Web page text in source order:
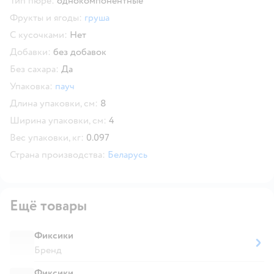
Фрукты и ягоды: груша
С кусочками: Нет
Добавки: без добавок
Без сахара: Да
Упаковка: пауч
Длина упаковки, см: 8
Ширина упаковки, см: 4
Вес упаковки, кг: 0.097
Страна производства: Беларусь
Ещё товары
Фиксики
Бренд